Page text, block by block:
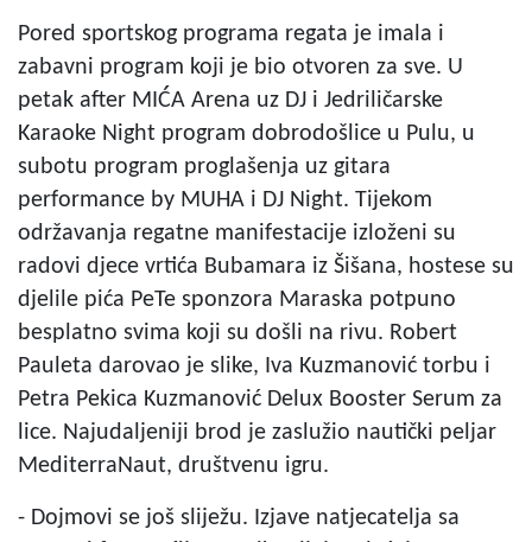
Pored sportskog programa regata je imala i
zabavni program koji je bio otvoren za sve. U
petak after MIĆA Arena uz DJ i Jedriličarske
Karaoke Night program dobrodošlice u Pulu, u
subotu program proglašenja uz gitara
performance by MUHA i DJ Night. Tijekom
održavanja regatne manifestacije izloženi su
radovi djece vrtića Bubamara iz Šišana, hostese su
djelile pića PeTe sponzora Maraska potpuno
besplatno svima koji su došli na rivu. Robert
Pauleta darovao je slike, Iva Kuzmanović torbu i
Petra Pekica Kuzmanović Delux Booster Serum za
lice. Najudaljeniji brod je zaslužio nautički peljar
MediterraNaut, društvenu igru.
- Dojmovi se još sliježu. Izjave natjecatelja sa